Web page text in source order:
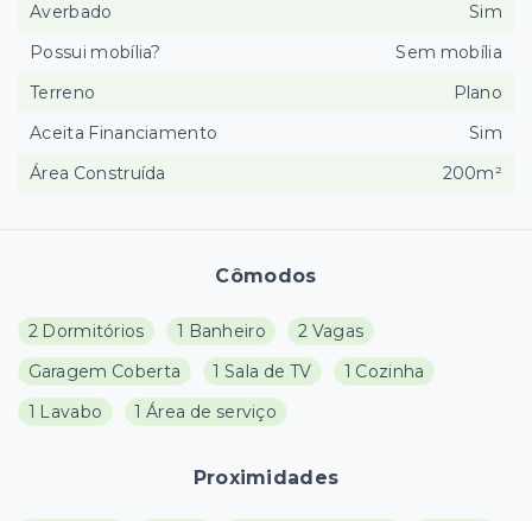
Cômodos
2 Dormitórios 1 Banheiro
2 Vagas
Garagem Coberta
1 Sala de TV
1 Cozinha
1 Lavabo
1 Área de serviço
Proximidades
Averbado
Sim
Possui mobília?
Sem mobília
Terreno
Plano
Aceita Financiamento
Sim
Área Construída
200m²